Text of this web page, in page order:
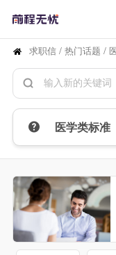
求职信 / 热门话题 /
医学类标准